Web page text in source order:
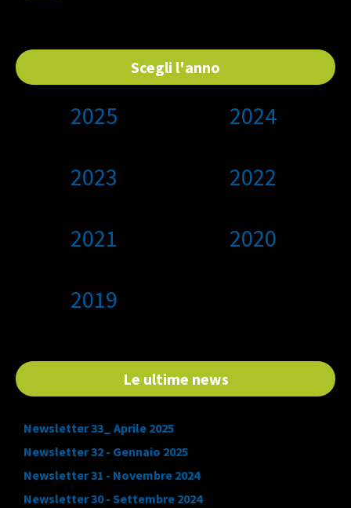
Scegli l'anno
2025 2024
2023 2022
2021 2020
2019
Le ultime news
Newsletter 33_ Aprile 2025
Newsletter 32 - Gennaio 2025
Newsletter 31 - Novembre 2024
Newsletter 30 - Settembre 2024